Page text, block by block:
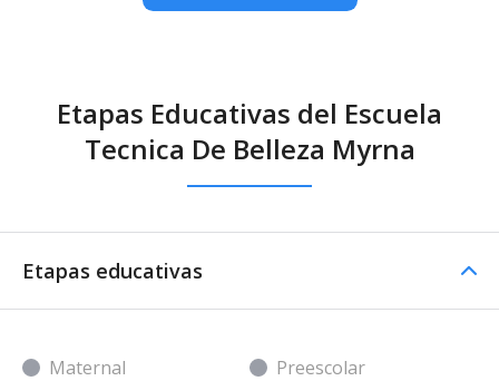
Etapas Educativas del Escuela
Tecnica De Belleza Myrna
Etapas educativas
Maternal Preescolar